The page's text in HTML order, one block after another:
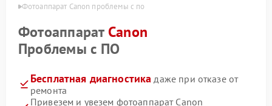
Фотоаппарат Canon проблемы с по
Фотоаппарат Canon
Проблемы с ПО
Бесплатная диагностика даже при отказе от
ремонта
Привезем и увезем фотоаппарат Canon